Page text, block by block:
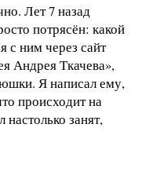
Лет 7 назад
потрясён: какой
с ним через сайт
Андрея Ткачева»,
Я написал ему,
происходит на
занят,